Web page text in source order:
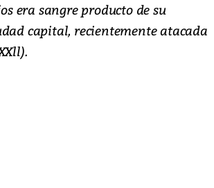
era sangre producto de su
capital, recientemente atacada